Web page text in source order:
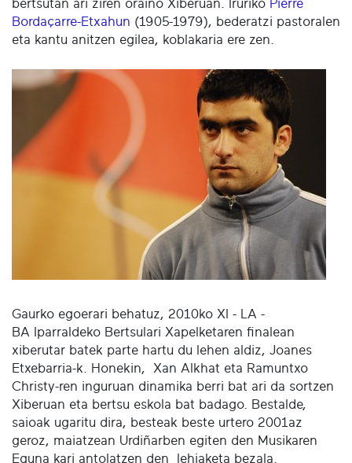
bertsutan ari ziren oraino Xiberuan. Iruriko Pierre
Bordaçarre-Etxahun (1905-1979), bederatzi pastoralen
eta kantu anitzen egilea, koblakaria ere zen.
Gaurko egoerari behatuz, 2010ko XI - LA -
BA Iparraldeko Bertsulari Xapelketaren finalean
xiberutar batek parte hartu du lehen aldiz, Joanes
Etxebarria-k. Honekin, Xan Alkhat eta Ramuntxo
Christy-ren inguruan dinamika berri bat ari da sortzen
Xiberuan eta bertsu eskola bat badago. Bestalde,
saioak ugaritu dira, besteak beste urtero 2001az
geroz, maiatzean Urdiñarben egiten den Musikaren
Eguna kari antolatzen den lehiaketa bezala.